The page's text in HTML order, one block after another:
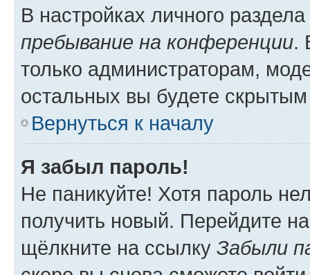
В настройках личного
пребывание на конференции.
только администраторам,
остальных вы будете
Вернуться к началу
Я забыл пароль!
Не паникуйте! Хотя пароль
получить новый. Перейдите
щёлкните на ссылку Забыли